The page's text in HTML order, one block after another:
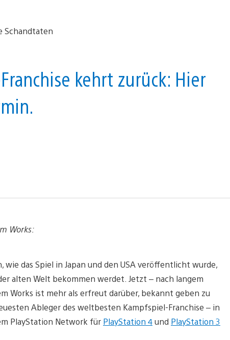
kehrt zurück: Hier
Works:
das Spiel in Japan und den USA veröffentlicht wurde,
alten Welt bekommen werdet. Jetzt – nach langem
Works ist mehr als erfreut darüber, bekannt geben zu
Ableger des weltbesten Kampfspiel-Franchise – in
PlayStation Network für PlayStation 4und PlayStation 3